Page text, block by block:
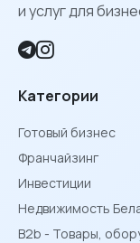
и услуг для
Категории
Готовый бизнес
Франчайзинг
Инвестиции
Недвижимость
B2b - Товары,